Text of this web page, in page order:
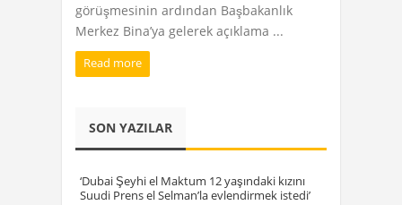
görüşmesinin ardından Başbakanlık
Merkez Bina’ya gelerek açıklama ...
Read more
SON YAZILAR
‘Dubai Şeyhi el Maktum 12 yaşındaki kızını
Suudi Prens el Selman’la evlendirmek istedi’